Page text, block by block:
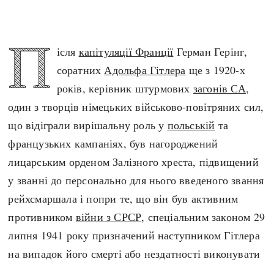
Подорожі і відкриття
Політика
Релігія
Розваги і дозвілля
Спорт
Регіони
Австралія
Азія
Америка
А(нта)рктика
Африка
Високе Середньовіччя
Пізнє Середньовіччя
Нова історія
Новітня історія
Наш час
Індекси
Нові статті
Популярні статті
Всі статті
Визначальні події
#Хештеги
П ісля капітуляції Франції Герман Герінг,
соратних Адольфа Гітлера ще з 1920-х
років, керівник штурмових загонів СА,
один з творців німецьких військово-повітряних сил,
що відіграли вирішальну роль у польській та
французьких кампаніях, був нагороджений
лицарським орденом Залізного хреста, підвищений
у званні до персонально для нього введеного звання
рейхсмаршала і попри те, що він був активним
противником війни з СРСР, спеціальним законом 29
липня 1941 року призначений наступником Гітлера
на випадок його смерті або нездатності виконувати